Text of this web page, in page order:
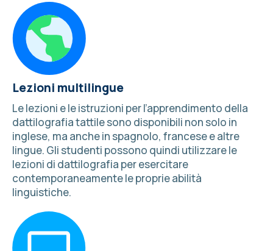
Lezioni multilingue
Le lezioni e leistruzioni per l’apprendimento della
dattilografia tattilesono disponibili non solo in
inglese, ma anche in spagnolo, francese ealtre
lingue. Gli studenti possono quindi utilizzare le
lezioni di dattilografia per esercitare
contemporaneamente le proprie abilità
linguistiche.